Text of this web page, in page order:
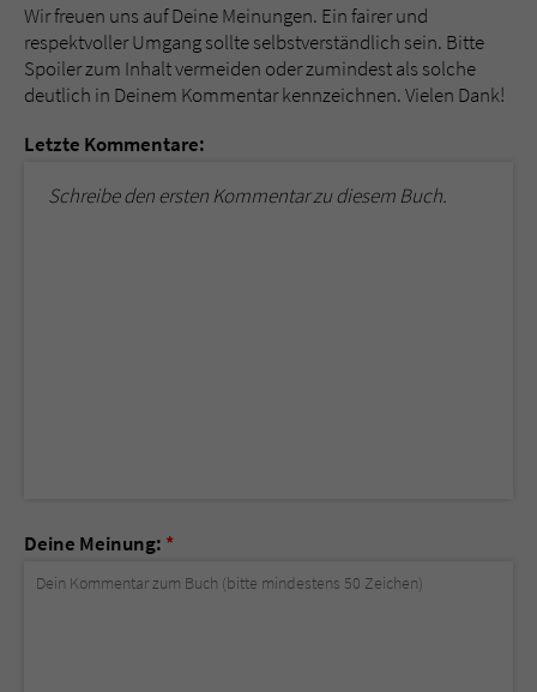
Wir freuen uns auf Deine Meinungen. Ein fairer und
respektvoller Umgang sollte selbstverständlich sein. Bitte
Spoiler zum Inhalt vermeiden oder zumindest als solche
deutlich in Deinem Kommentar kennzeichnen. Vielen Dank!
Letzte Kommentare:
Schreibe den ersten Kommentar zu diesem Buch.
Deine Meinung: *